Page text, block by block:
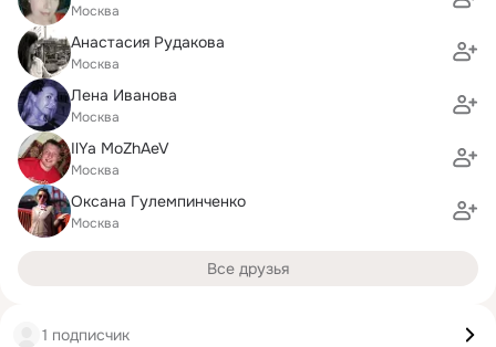
Москва
Анастасия Рудакова
Москва
Лена Иванова
Москва
IlYa MoZhAeV
Москва
Оксана Гулемпинченко
Москва
Все друзья
1 подписчик